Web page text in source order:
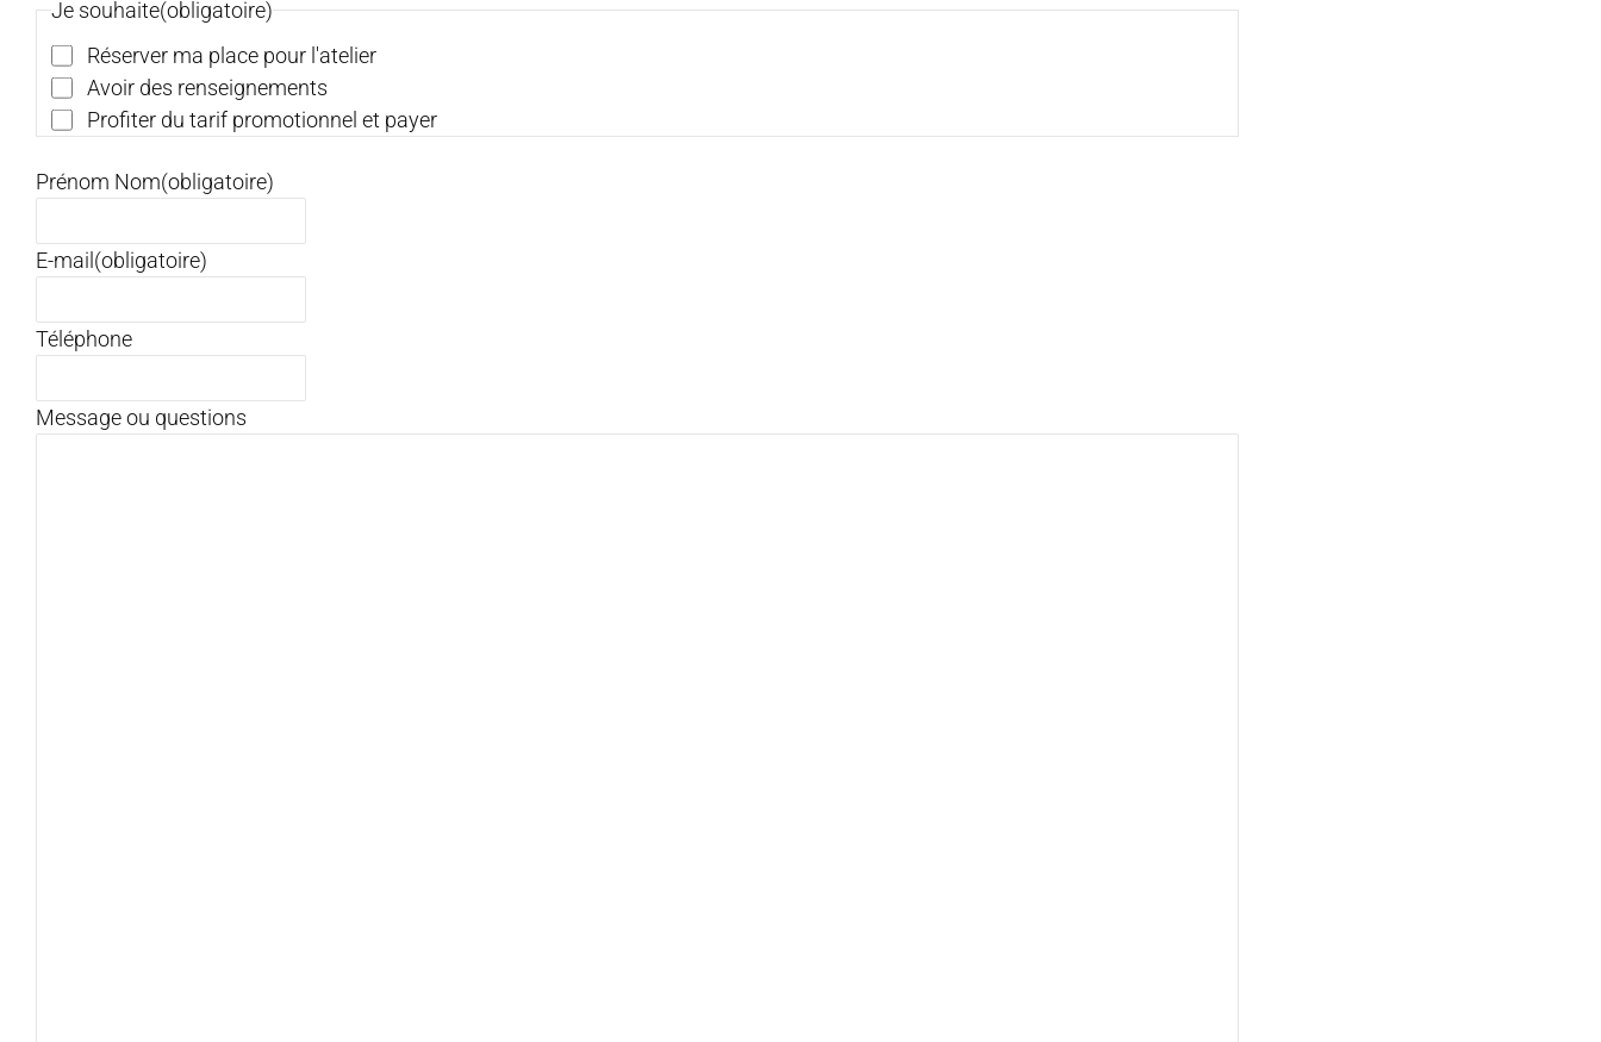
Je souhaite(obligatoire)
Réserver ma place pour l'atelier
Avoir des renseignements
Profiter du tarif promotionnel et payer
Prénom Nom(obligatoire)
E-mail (obligatoire)
Téléphone
Message ou questions